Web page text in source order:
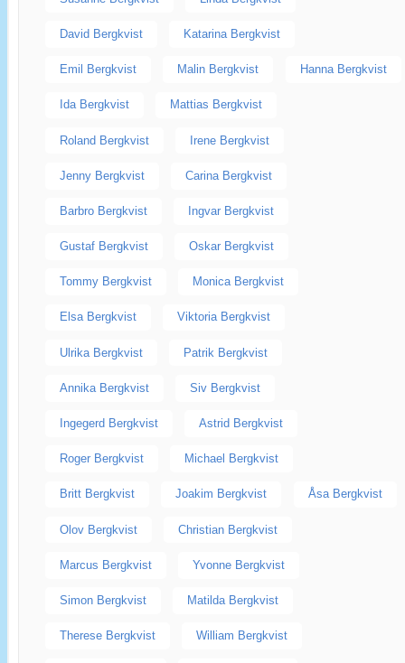
David Bergkvist Katarina Bergkvist
Emil Bergkvist Malin Bergkvist Hanna Bergkvist
Ida Bergkvist Mattias Bergkvist
Roland Bergkvist Irene Bergkvist
Jenny Bergkvist Carina Bergkvist
Barbro Bergkvist Ingvar Bergkvist
Gustaf Bergkvist Oskar Bergkvist
Tommy Bergkvist Monica Bergkvist
Elsa Bergkvist Viktoria Bergkvist
Ulrika Bergkvist Patrik Bergkvist
Annika Bergkvist Siv Bergkvist
Ingegerd Bergkvist Astrid Bergkvist
Roger Bergkvist Michael Bergkvist
Britt Bergkvist Joakim Bergkvist Åsa Bergkvist
Olov Bergkvist Christian Bergkvist
Marcus Bergkvist Yvonne Bergkvist
Simon Bergkvist Matilda Bergkvist
Therese Bergkvist William Bergkvist